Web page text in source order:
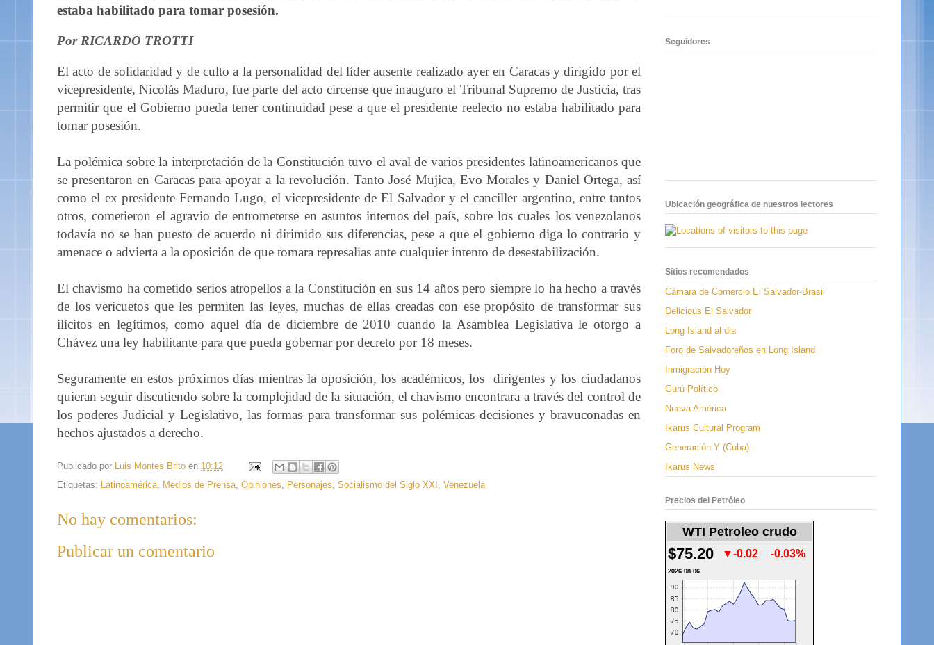
estaba habilitado para tomar posesión.
Por RICARDO TROTTI
El acto de solidaridad y de culto a la personalidad del líder ausente realizado ayer en Caracas y dirigido por el
vicepresidente, Nicolás Maduro, fue parte del acto circense que inauguro el Tribunal Supremo de Justicia, tras
permitir que el Gobierno pueda tener continuidad pese a que el presidente reelecto no estaba habilitado para
tomar posesión.
La polémica sobre la interpretación de la Constitución tuvo el aval de varios presidentes latinoamericanos que
se presentaron en Caracas para apoyar a la revolución. Tanto José Mujica, Evo Morales y Daniel Ortega, así
como el ex presidente Fernando Lugo, el vicepresidente de El Salvador y el canciller argentino, entre tantos
otros, cometieron el agravio de entrometerse en asuntos internos del país, sobre los cuales los venezolanos
todavía no se han puesto de acuerdo ni dirimido sus diferencias, pese a que el gobierno diga lo contrario y
amenace o advierta a la oposición de que tomara represalias ante cualquier intento de desestabilización.
El chavismo ha cometido serios atropellos a la Constitución en sus 14 años pero siempre lo ha hecho a través
de los vericuetos que les permiten las leyes, muchas de ellas creadas con ese propósito de transformar sus
ilícitos en legítimos, como aquel día de diciembre de 2010 cuando la Asamblea Legislativa le otorgo a
Chávez una ley habilitante para que pueda gobernar por decreto por 18 meses.
Seguramente en estos próximos días mientras la oposición, los académicos, los dirigentes y los ciudadanos
quieran seguir discutiendo sobre la complejidad de la situación, el chavismo encontrara a través del control de
los poderes Judicial y Legislativo, las formas para transformar sus polémicas decisiones y bravuconadas en
hechos ajustados a derecho.
Publicado por Luis Montes Brito en 10:12
Etiquetas: Latinoamérica Medios de Prensa Opiniones Personajes Socialismo del Siglo XXI Venezuela
No hay comentarios:
Publicar un comentario
Seguidores
Ubicación geográfica de nuestros lectores
Sitios recomendados
Cámara de Comercio El Salvador-Brasil
Delicious El Salvador
Long Island al dia
Foro de Salvadoreños en Long Island
Inmigración Hoy
Gurú Político
Nueva América
Ikarus Cultural Program
Generación Y (Cuba)
Ikarus News
Precios del Petróleo
WTI Petroleo crudo
$75.20 ▼-0.02 -0.03%
2026.08.06